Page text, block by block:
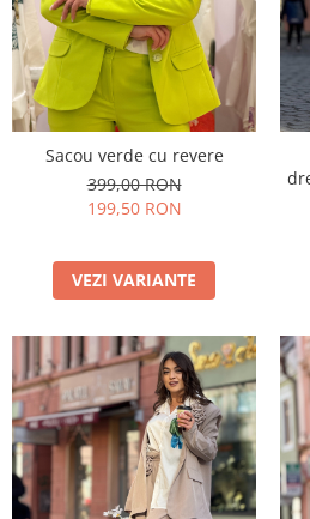
Costume de baie
Sacou verde cu revere
399,00 RON
199,50 RON
VEZI VARIANTE